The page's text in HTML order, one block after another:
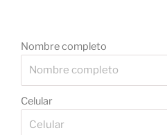
Nombre completo
Celular